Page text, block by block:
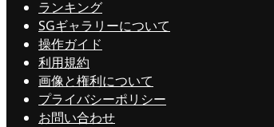
ランキング
SGギャラリーについて
操作ガイド
利用規約
画像と権利について
プライバシーポリシー
お問い合わせ